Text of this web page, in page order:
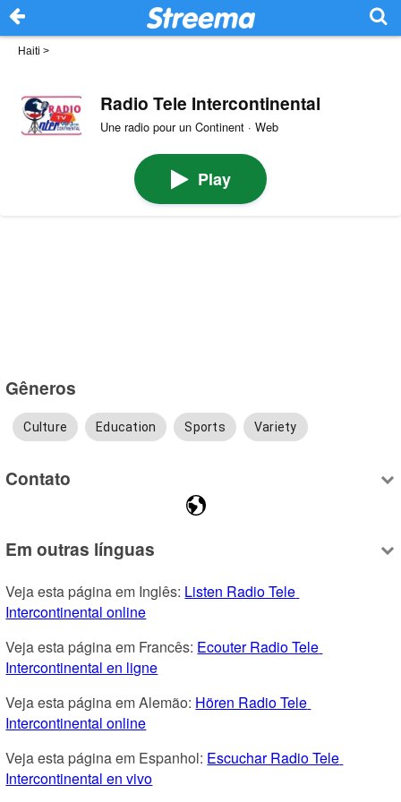
Haiti >
Radio Tele Intercontinental
Une radio pour un Continent · Web
Play
Gêneros
Culture Education Sports Variety
Contato
Em outras línguas
Veja esta página em Inglês: Listen Radio Tele
Intercontinental online
Veja esta página em Francês: Ecouter Radio Tele
Intercontinental en ligne
Veja esta página em Alemão: Hören Radio Tele
Intercontinental online
Veja esta página em Espanhol: Escuchar Radio Tele
Intercontinental en vivo